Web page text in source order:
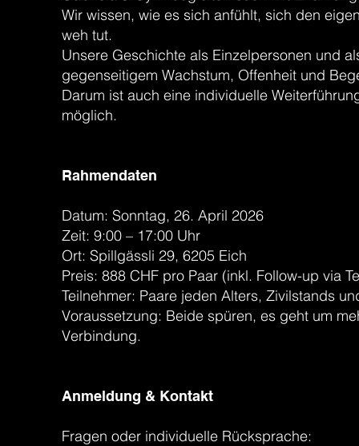
Wir wissen, wie es sich anfühlt, sich den
weh tut.
Unsere Geschichte als Einzelpersonen und
gegenseitigem Wachstum, Offenheit und
Darum ist auch eine individuelle
möglich.
Rahmendaten
Datum: Sonntag, 26. April 2026
Zeit: 9:00 – 17:00 Uhr
Ort: Spillgässli 29, 6205 Eich
Preis: 888 CHF pro Paar (inkl. Follow-up via
Teilnehmer: Paare jeden Alters, Zivilstands
Voraussetzung: Beide spüren, es geht um
Verbindung.
Anmeldung & Kontakt
Fragen oder individuelle Rücksprache: